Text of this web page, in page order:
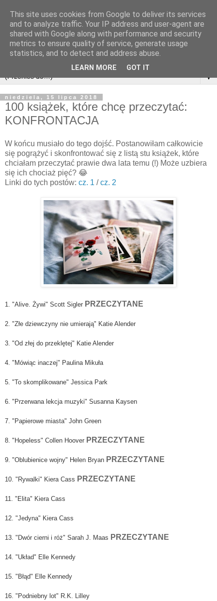
▼
niedziela, 15 lipca 2018
100 książek, które chcę przeczytać:
KONFRONTACJA
W końcu musiało do tego dojść. Postanowiłam całkowicie
się pogrążyć i skonfrontować się z listą stu książek, które
chciałam przeczytać prawie dwa lata temu (!) Może uzbiera
się ich chociaż pięć? 😂
Linki do tych postów: cz. 1 /cz. 2
1. "Alive. Żywi" Scott Sigler PRZECZYTANE
2. "Złe dziewczyny nie umierają" Katie Alender
3. "Od złej do przeklętej" Katie Alender
4. "Mówiąc inaczej" Paulina Mikuła
5. "To skomplikowane" Jessica Park
6. "Przerwana lekcja muzyki" Susanna Kaysen
7. "Papierowe miasta" John Green
8. "Hopeless" Collen Hoover PRZECZYTANE
9. "Oblubienice wojny" Helen Bryan PRZECZYTANE
10. "Rywalki" Kiera Cass PRZECZYTANE
11. "Elita" Kiera Cass
12. "Jedyna" Kiera Cass
13. "Dwór cierni i róż" Sarah J. Maas PRZECZYTANE
14. "Układ" Elle Kennedy
15. "Błąd" Elle Kennedy
16. "Podniebny lot" R.K. Lilley
This site uses cookies from Google to deliver its services
and to analyze traffic. Your IP address and user-agent are
shared with Google along with performance and security
metrics to ensure quality of service, generate usage
statistics, and to detect and address abuse.
LEARN MORE GOT IT